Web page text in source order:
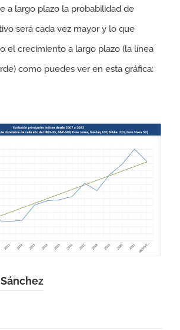
a largo plazo la probabilidad de
será cada vez mayor y lo que
el crecimiento a largo plazo (la línea
como puedes ver en esta gráfica: